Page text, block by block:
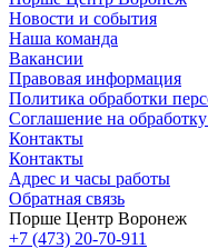
Новости и события
Наша команда
Вакансии
Правовая информация
Политика обработки
Соглашение на
Контакты
Контакты
Адрес и часы работы
Обратная связь
Порше Центр Воронеж
+7 (473) 20-70-911